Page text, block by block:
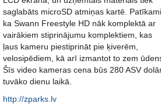
saglabāts microSD atmiņas kartē. Patīkami,
ka Swann Freestyle HD nāk komplektā ar
vairākiem stiprinājumu komplektiem, kas
ļaus kameru piestiprināt pie ķiverēm,
velosipēdiem, kā arī izmantot to zem
Šīs video kameras cena būs 280 ASV
tuvāko dienu laikā.
http://zparks.lv